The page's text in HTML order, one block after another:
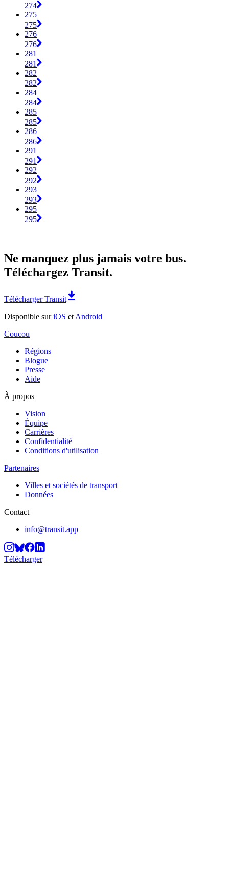
274
275
275
276
276
281
281
282
282
284
284
285
285
286
286
291
291
292
292
293
293
295
295
Ne manquez plus jamais votre bus.
Téléchargez Transit.
Télécharger Transit
Disponible suriOS et Android
Coucou
Régions
Blogue
Presse
Aide
À propos
Vision
Équipe
Carrières
Confidentialité
Conditions d'utilisation
Partenaires
Villes et sociétés de transport
Données
Contact
info@transit.app
Télécharger